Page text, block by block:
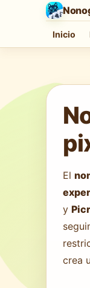
Inicio
El
y
crea